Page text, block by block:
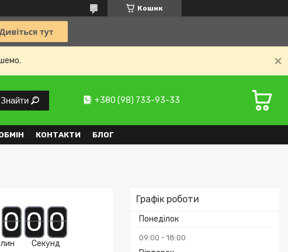
Кошик
Знайти +380 (98) 733-93-33
КОНТАКТИ БЛОГ
Графік роботи
Понеділок
09:00 18:00
000
Секунд